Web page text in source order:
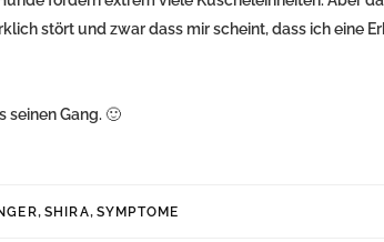
stört und zwar dass mir scheint, dass ich eine
seinen Gang. 🙂
, SHIRA, SYMPTOME